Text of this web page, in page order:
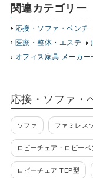
関連カテゴリー
応接・ソファ・ベンチ
医療・整体・エステ
オフィス家具 メーカー
応接・ソファ・
ソファ ファミレス
ロビーチェア・ロビー
ロビーチェア TEP型